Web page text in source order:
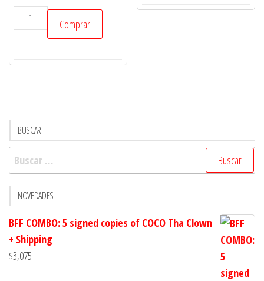
Mundo
Fate
Time
español
aventura
para
Fate
Comprar
en
BUSCAR
Buscar:
NOVEDADES
BFF COMBO: 5 signed copies of COCO Tha Clown
+ Shipping
$3,075